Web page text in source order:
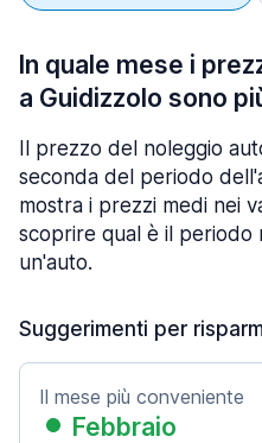
In quale mese i
a Guidizzolo sono
Il prezzo del noleggio
seconda del periodo
mostra i prezzi medi nei
scoprire qual è il periodo
un'auto.
Suggerimenti per
Il mese più conveniente
Febbraio